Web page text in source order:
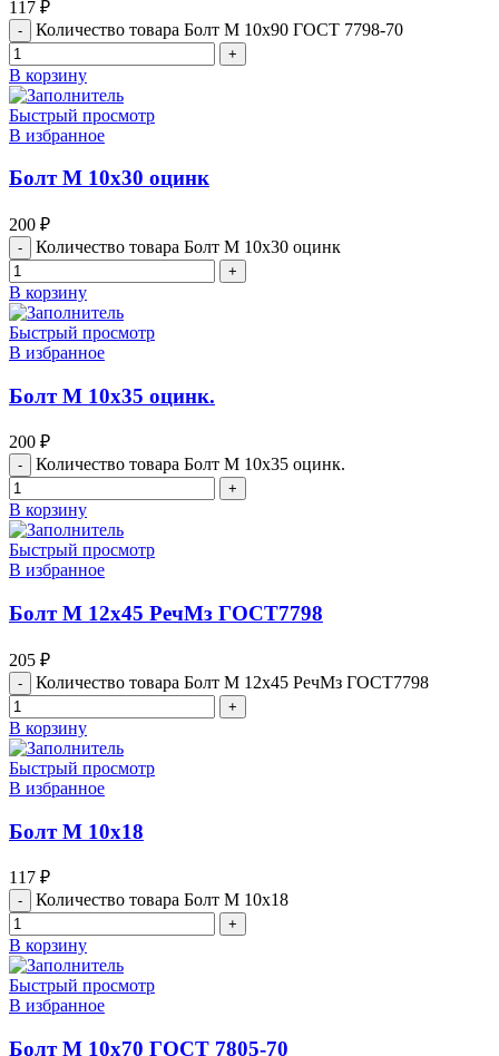
117 ₽
Количество товара Болт М 10х90 ГОСТ 7798-70
В корзину
Быстрый просмотр
В избранное
Болт М 10х30 оцинк
200 ₽
Количество товара Болт М 10х30 оцинк
В корзину
Быстрый просмотр
В избранное
Болт М 10х35 оцинк.
200 ₽
Количество товара Болт М 10х35 оцинк.
В корзину
Быстрый просмотр
В избранное
Болт М 12х45 РечМз ГОСТ7798
205 ₽
Количество товара Болт М 12х45 РечМз ГОСТ7798
В корзину
Быстрый просмотр
В избранное
Болт М 10х18
117 ₽
Количество товара Болт М 10х18
В корзину
Быстрый просмотр
В избранное
Болт М 10х70 ГОСТ 7805-70